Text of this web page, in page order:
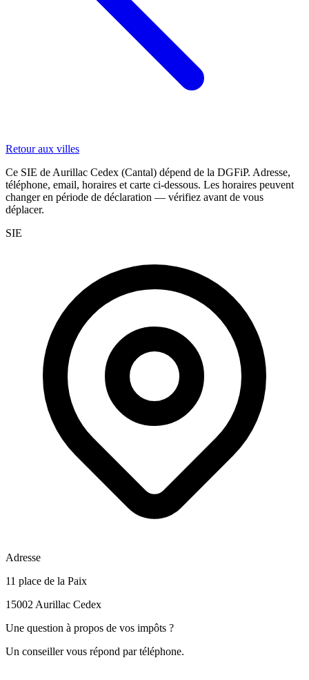
Retour aux villes
Ce SIE de Aurillac Cedex (Cantal) dépend de la DGFiP. Adresse,
téléphone, email, horaires et carte ci-dessous. Les horaires peuvent
changer en période de déclaration — vérifiez avant de vous
déplacer.
SIE
Adresse
11 place de la Paix
15002 Aurillac Cedex
Une question à propos de vos impôts ?
Un conseiller vous répond par téléphone.